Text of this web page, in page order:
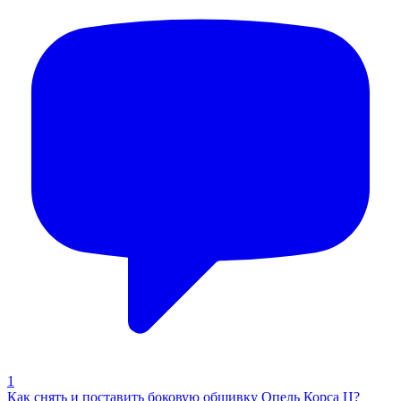
1
Как снять и поставить боковую обшивку Опель Корса Ц?